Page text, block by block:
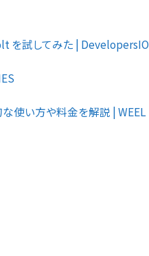
を試してみた | DevelopersIO
使い方や料金を解説 | WEEL